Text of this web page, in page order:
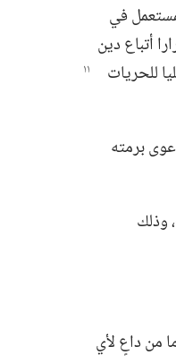
الاسلوب المستعمل في
أتباع دين
للحريات
برمته
وذلك
من داعٍ لأي